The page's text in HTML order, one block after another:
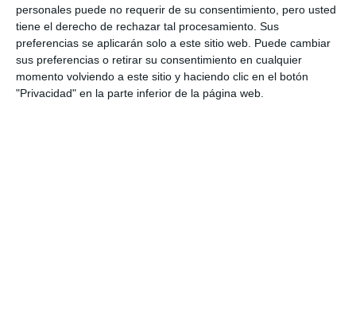
personales puede no requerir de su consentimiento, pero usted
tiene el derecho de rechazar tal procesamiento. Sus
preferencias se aplicarán solo a este sitio web. Puede cambiar
sus preferencias o retirar su consentimiento en cualquier
momento volviendo a este sitio y haciendo clic en el botón
"Privacidad" en la parte inferior de la página web.
The 2026 Las Lagunas Fair gets
underway
ACTUALIDAD
Las Lagunas Fair kicks off this